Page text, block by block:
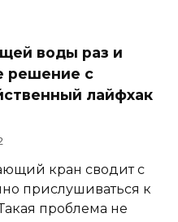
воды раз и
решение с
лайфхак
кран сводит с
прислушиваться к
проблема не